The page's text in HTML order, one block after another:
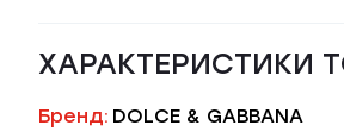
ХАРАКТЕРИСТИКИ
Бренд: DOLCE & GABBANA